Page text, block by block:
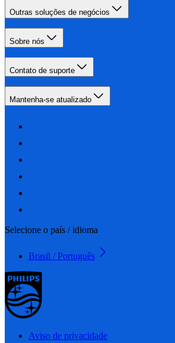
Outras soluções de negócios
Sobre nós
Contato de suporte
Mantenha-se atualizado
Selecione o país / idioma
Brasil / Português
Aviso de privacidade